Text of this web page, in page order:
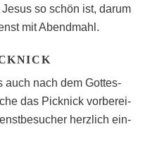
so schön ist, dar­um
mit Abendmahl.
auch nach dem Got­tes­
das Pick­nick vor­be­rei­
herz­lich ein­